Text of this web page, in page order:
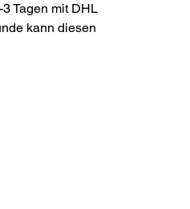
Tagen mit DHL
kann diesen